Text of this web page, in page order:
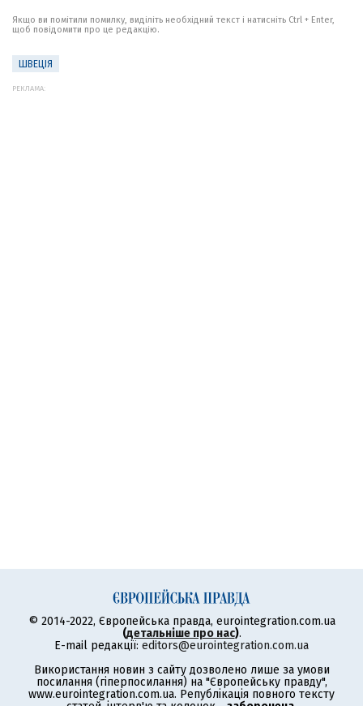
Якщо ви помітили помилку, виділіть необхідний текст і натисніть Ctrl + Enter,
щоб повідомити про це редакцію.
ШВЕЦІЯ
РЕКЛАМА:
© 2014-2022, Європейська правда, eurointegration.com.ua
(детальніше про нас).
E-mail редакції: editors@eurointegration.com.ua
Використання новин з сайту дозволено лише за умови
посилання (гіперпосилання) на "Європейську правду",
www.eurointegration.com.ua. Републікація повного тексту